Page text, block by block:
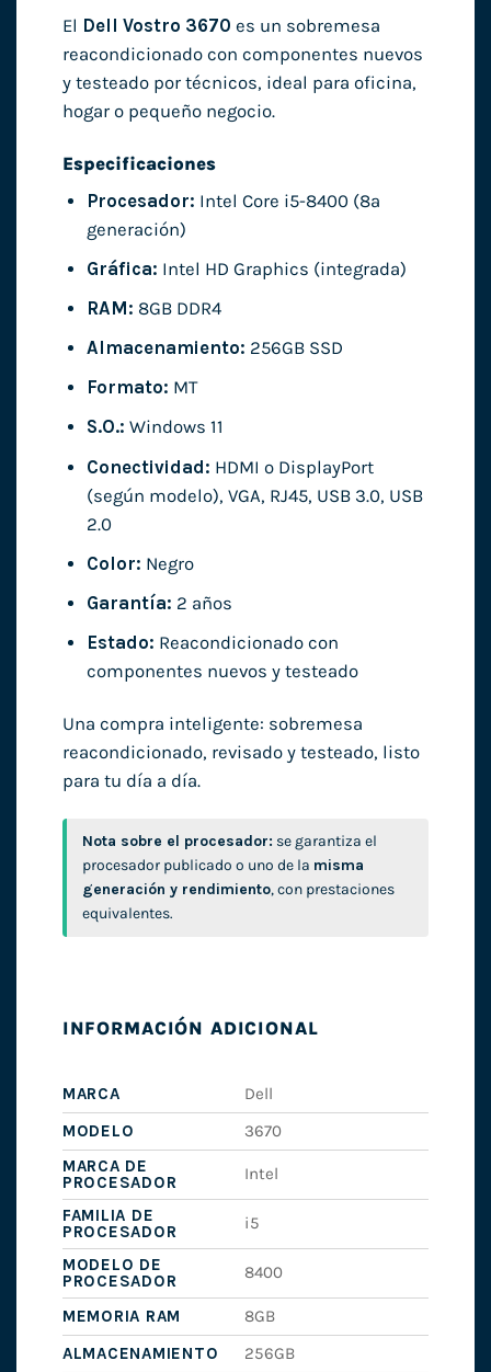
El Dell Vostro 3670 es un sobremesa
reacondicionado con componentes nuevos
y testeado por técnicos, ideal para oficina,
hogar o pequeño negocio.
Especificaciones
Procesador: Intel Core i5-8400 (8ª
generación)
Gráfica: Intel HD Graphics (integrada)
RAM: 8GB DDR4
Almacenamiento: 256GB SSD
Formato: MT
S.O.: Windows 11
Conectividad: HDMI o DisplayPort
(según modelo), VGA, RJ45, USB 3.0, USB
2.0
Color: Negro
Garantía: 2 años
Estado: Reacondicionado con
componentes nuevos y testeado
Una compra inteligente: sobremesa
reacondicionado, revisado y testeado, listo
para tu día a día.
Nota sobre el procesador: se garantiza el
procesador publicado o uno de la misma
generación y rendimiento, con prestaciones
equivalentes.
INFORMACIÓN ADICIONAL
MARCA
Dell
MODELO
3670
MARCA DE
PROCESADOR
Intel
FAMILIA DE
PROCESADOR
i5
MODELO DE
PROCESADOR
8400
MEMORIA RAM
8GB
ALMACENAMIENTO
256GB